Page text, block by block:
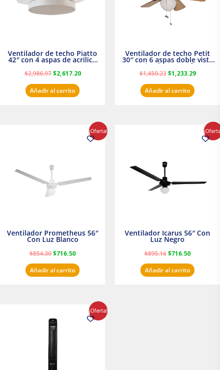
Ventilador de techo Piatto
42″ con 4 aspas de acrilico
transparente
$2,986.97 $2,617.20
Añadir al carrito
Ventilador de techo Petit
30″ con 6 aspas doble vista
Satinado Masterfan
$1,450.23 $1,233.29
Añadir al carrito
¡Oferta!
Ventilador Prometheus 56″
Con Luz Blanco
$854.30$716.50
precio
actual
Añadir al carrito
Ventilador Icarus 56″ Con
Luz Negro
$895.16$716.50
precio
actual
Añadir al carrito
¡Oferta!
original
era:
precio
actual